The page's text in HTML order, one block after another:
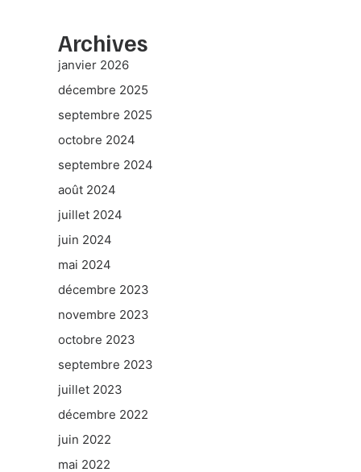
Archives
janvier 2026
décembre 2025
septembre 2025
octobre 2024
septembre 2024
août 2024
juillet 2024
juin 2024
mai 2024
décembre 2023
novembre 2023
octobre 2023
septembre 2023
juillet 2023
décembre 2022
juin 2022
mai 2022